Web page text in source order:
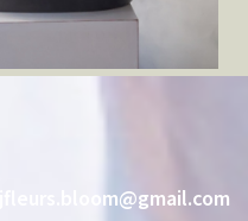
cjfleurs.bloom@gmail.com